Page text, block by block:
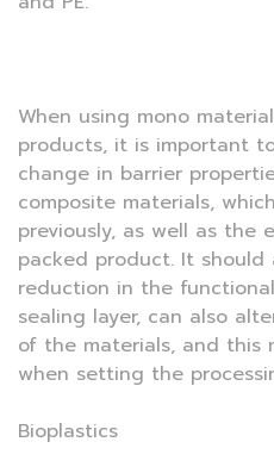
When using mono
products, it is important
change in barrier
composite materials,
previously, as well as
packed product. It
reduction in the
sealing layer, can also
of the materials, and this
when setting the
Bioplastics